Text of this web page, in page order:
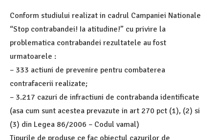
Conform studiului realizat in cadrul Campaniei Nationale
“Stop contrabandei! Ia atitudine!” cu privire la
problematica contrabandei rezultatele au fost
urmatoarele :
– 333 actiuni de prevenire pentru combaterea
contrafacerii realizate;
– 3.217 cazuri de infractiuni de contrabanda identificate
(asa cum sunt acestea prevazute in art 270 pct (1), (2) si
(3) din Legea 86/2006 – Codul vamal)